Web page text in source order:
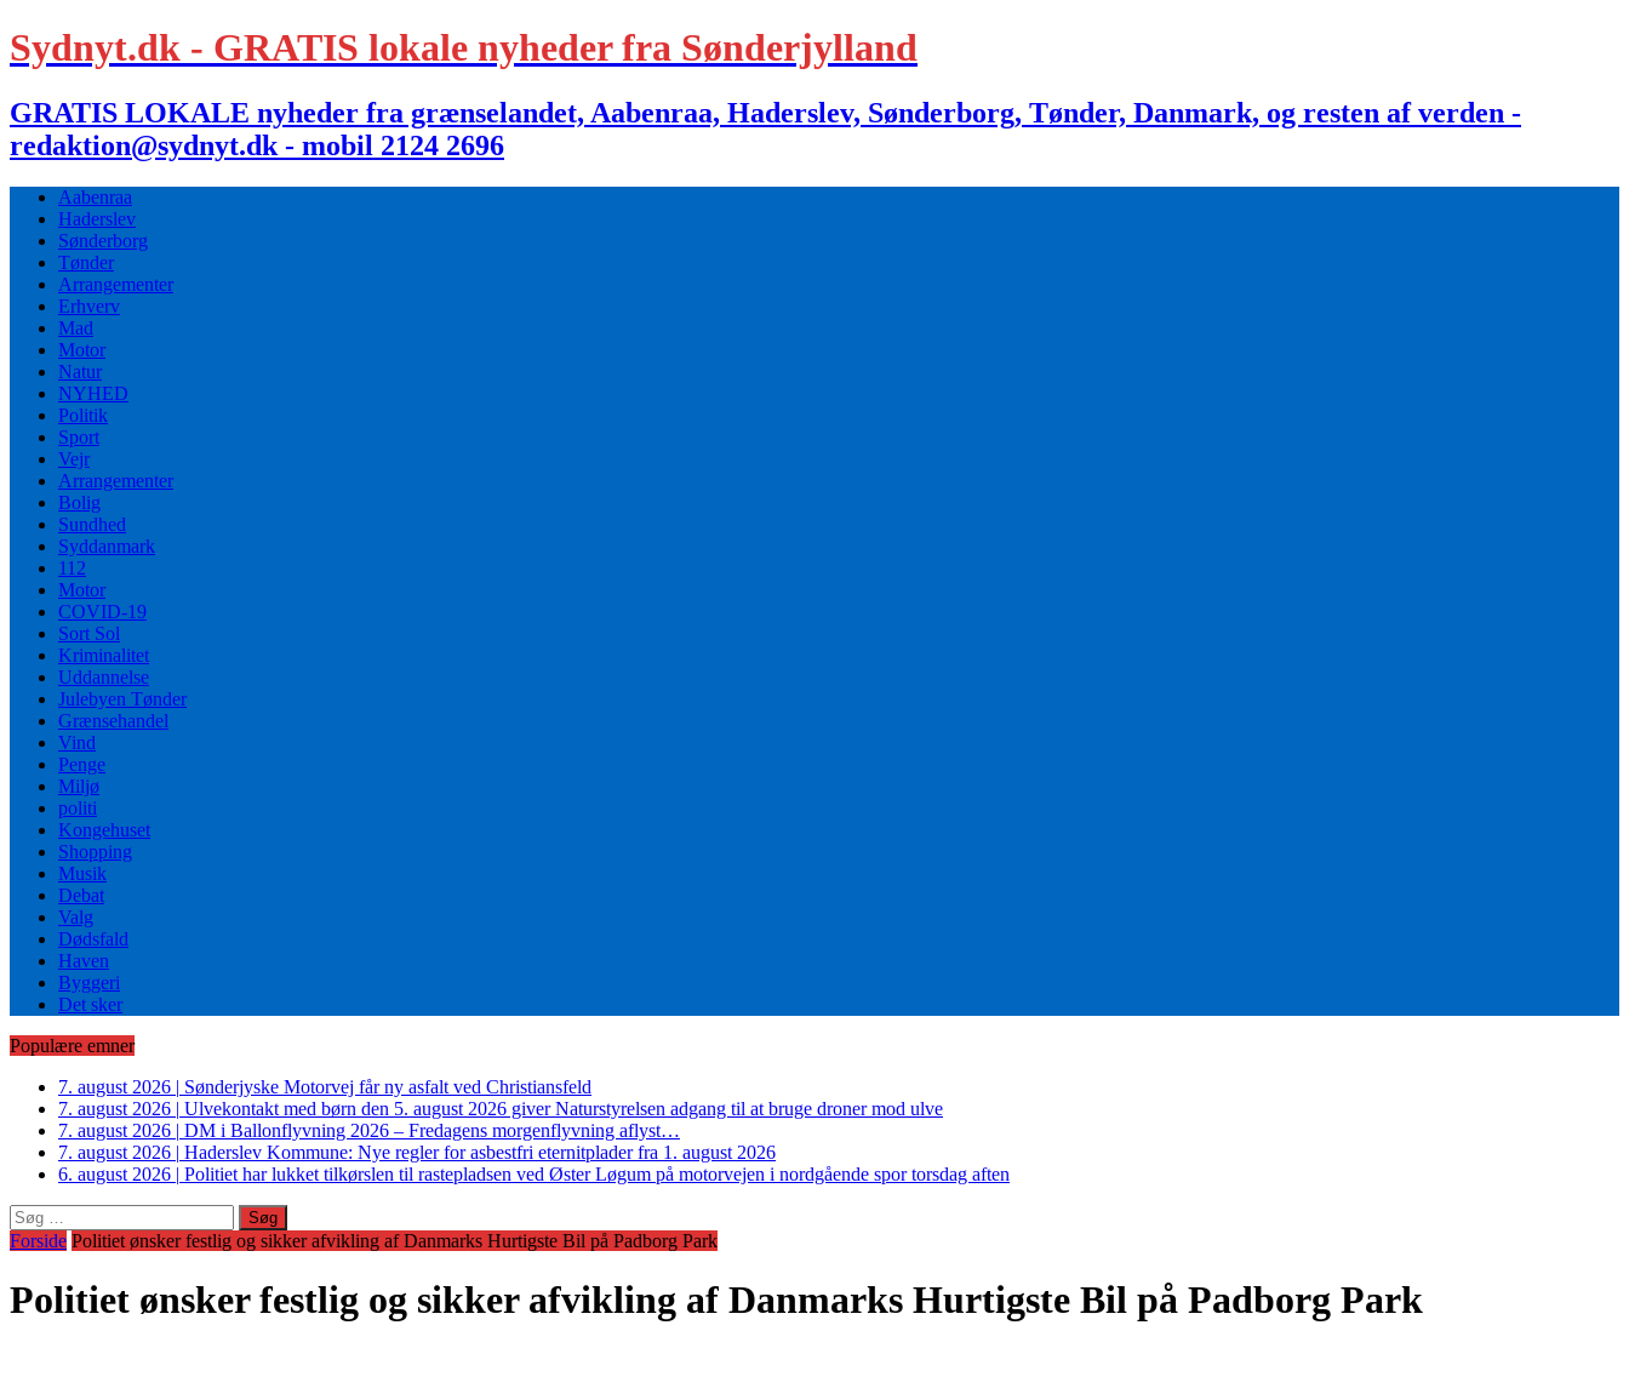
Sydnyt.dk - GRATIS lokale nyheder fra Sønderjylland
GRATIS LOKALE nyheder fra grænselandet, Aabenraa, Haderslev, Sønderborg, Tønder, Danmark, og resten af verden -
redaktion@sydnyt.dk - mobil 2124 2696
Aabenraa
Haderslev
Sønderborg
Tønder
Arrangementer
Erhverv
Mad
Motor
Natur
NYHED
Politik
Sport
Vejr
Arrangementer
Bolig
Sundhed
Syddanmark
112
Motor
COVID-19
Sort Sol
Kriminalitet
Uddannelse
Julebyen Tønder
Grænsehandel
Vind
Penge
Miljø
politi
Kongehuset
Shopping
Musik
Debat
Valg
Dødsfald
Haven
Byggeri
Det sker
Populære emner
7. august 2026 | Sønderjyske Motorvej får ny asfalt ved Christiansfeld
7. august 2026 | Ulvekontakt med børn den 5. august 2026 giver Naturstyrelsen adgang til at bruge droner mod ulve
7. august 2026 | DM i Ballonflyvning 2026 – Fredagens morgenflyvning aflyst…
7. august 2026 | Haderslev Kommune: Nye regler for asbestfri eternitplader fra 1. august 2026
6. august 2026 | Politiet har lukket tilkørslen til rastepladsen ved Øster Løgum på motorvejen i nordgående spor torsdag aften
Søg
efter:
Forside Politiet ønsker festlig og sikker afvikling af Danmarks Hurtigste Bil på Padborg Park
Politiet ønsker festlig og sikker afvikling af Danmarks Hurtigste Bil på Padborg Park